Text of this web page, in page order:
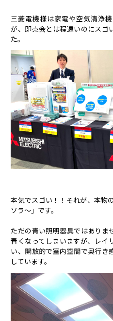
三菱電機様は家電や空気清浄
が、即売会とは程遠いのにスゴ
た。
本気でスゴい！！それが、本物
ソラ〜」です。
ただの青い照明器具ではありま
青くなってしまいますが、レイ
い、開放的で室内空間で奥行き
しています。